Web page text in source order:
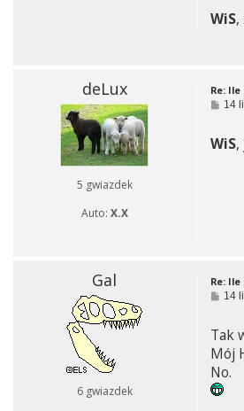
t
WiS,
deLux
5 gwiazdek
Auto: X.X
Re:
P
t
14
WiS,
Gal
6 gwiazdek
Re:
P
t
14
Tak
Mój
No.